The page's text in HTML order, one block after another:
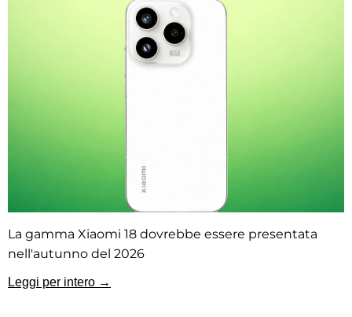
La gamma Xiaomi 18 dovrebbe essere presentata
nell'autunno del 2026
Leggi per intero →